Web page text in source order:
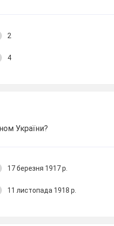
2
4
України?
17 березня 1917 р.
11 листопада 1918 р.